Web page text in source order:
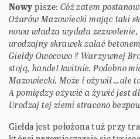
Nowypisze: Cóż zatem
Ożarów Mazowiecki mając taki
nowa władza wydała
urodzajny skrawek zalać
Giełdy Owocowo ? Warzywnej
stoją, handel kwitnie. Podobno
Mazowiecki. Może i ożywił …ale
A pomiędzy ożywić a żywić jest
Urodzaj tej ziemi stracono
Giełda jest położona tuż przy